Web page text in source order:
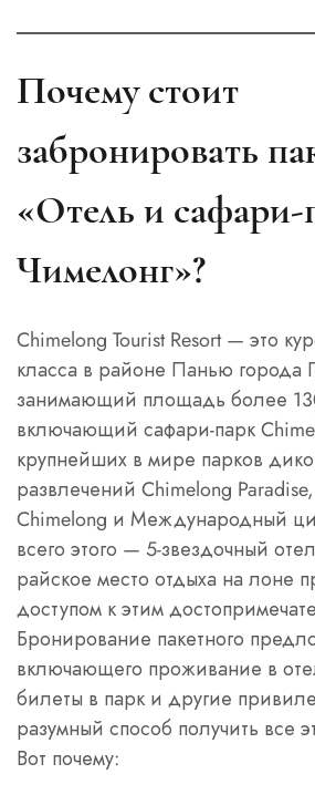
Почему стоит
забронировать
«Отель и сафари-
Чимелонг»?
Chimelong Tourist Resort — это
класса в районе Панью города
занимающий площадь более
включающий сафари-парк
крупнейших в мире парков
развлечений Chimelong
Chimelong и Международный
всего этого — 5-звездочный
райское место отдыха на лоне
доступом к этим
Бронирование пакетного
включающего проживание в
билеты в парк и другие
разумный способ получить все
Вот почему: